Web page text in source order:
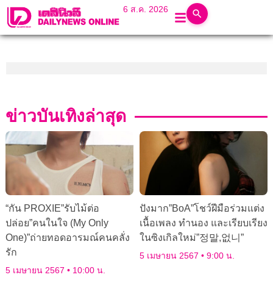
6 ส.ค. 2026
ข่าวบันเทิงล่าสุด
“กัน PROXIE”รับไม้ต่อ
ปล่อย”คนในใจ (My Only
One)”ถ่ายทอดอารมณ์คนคลั่ง
รัก
5 เมษายน 2567 10:00 น.
ปังมาก”BoA”โชว์ฝีมือร่วมแต่ง
เนื้อเพลง ทำนอง และเรียบเรียง
ในซิงเกิลใหม่”정말,없니”
5 เมษายน 2567 9:00 น.